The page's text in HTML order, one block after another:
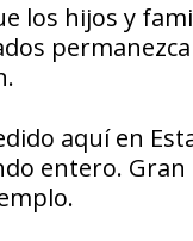
los hijos y
aquí en
entero. Gran